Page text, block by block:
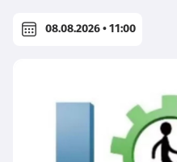
08.08.2026 • 11:00